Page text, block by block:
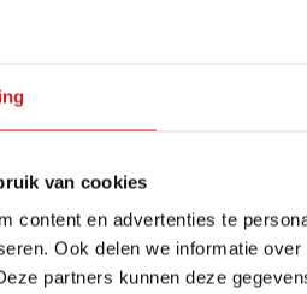
van cookies
content en advertenties te
Ook delen we informatie
partners kunnen deze